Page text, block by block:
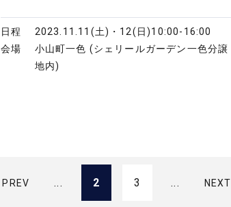
日程 2023.11.11(土)・12(日)10:00-16:00
会場
小山町一色 (シェリールガーデン一色分譲
地内)
PREV ... 2 3 ... NEXT